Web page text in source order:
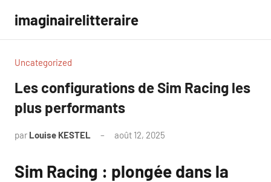
contenu
imaginairelitteraire
Uncategorized
Les configurations de Sim Racing les
plus performants
par Louise KESTEL août 12, 2025
Sim Racing : plongée dans la